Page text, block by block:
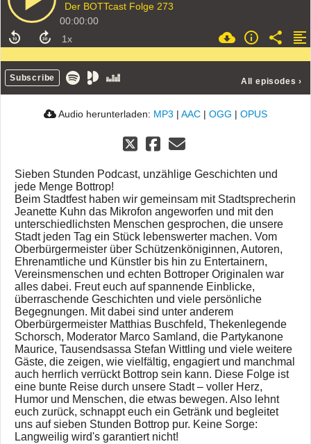
Der BOTTcast Folge 273
00:00:00
Subscribe All episodes ›
Audio herunterladen: MP3 | AAC | OGG | OPUS
Sieben Stunden Podcast, unzählige Geschichten und
jede Menge Bottrop!
Beim Stadtfest haben wir gemeinsam mit Stadtsprecherin
Jeanette Kuhn das Mikrofon angeworfen und mit den
unterschiedlichsten Menschen gesprochen, die unsere
Stadt jeden Tag ein Stück lebenswerter machen. Vom
Oberbürgermeister über Schützenköniginnen, Autoren,
Ehrenamtliche und Künstler bis hin zu Entertainern,
Vereinsmenschen und echten Bottroper Originalen war
alles dabei. Freut euch auf spannende Einblicke,
überraschende Geschichten und viele persönliche
Begegnungen. Mit dabei sind unter anderem
Oberbürgermeister Matthias Buschfeld, Thekenlegende
Schorsch, Moderator Marco Samland, die Partykanone
Maurice, Tausendsassa Stefan Wittling und viele weitere
Gäste, die zeigen, wie vielfältig, engagiert und manchmal
auch herrlich verrückt Bottrop sein kann. Diese Folge ist
eine bunte Reise durch unsere Stadt – voller Herz,
Humor und Menschen, die etwas bewegen. Also lehnt
euch zurück, schnappt euch ein Getränk und begleitet
uns auf sieben Stunden Bottrop pur. Keine Sorge:
Langweilig wird's garantiert nicht!